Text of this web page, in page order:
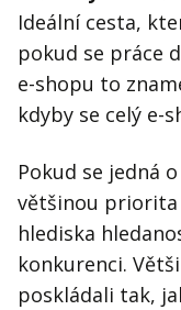
Ideální cesta,
pokud se práce
e-shopu to
kdyby se celý e-
Pokud se jedná o
většinou
hlediska
konkurenci.
poskládali tak,